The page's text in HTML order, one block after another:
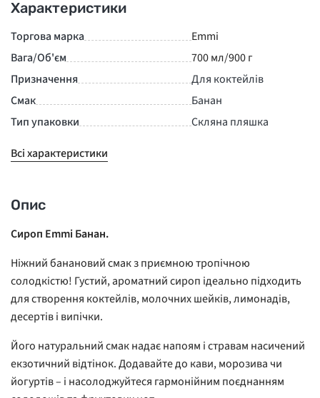
Характеристики
Торгова марка
Emmi
Вага/Об'єм
700 мл/900 г
Призначення
Для коктейлів
Смак
Банан
Тип упаковки
Скляна пляшка
Всі характеристики
Опис
Сироп Emmi Банан.
Ніжний банановий смак з приємною тропічною
солодкістю! Густий, ароматний сироп ідеально підходить
для створення коктейлів, молочних шейків, лимонадів,
десертів і випічки.
Його натуральний смак надає напоям і стравам насичений
екзотичний відтінок. Додавайте до кави, морозива чи
йогуртів – і насолоджуйтеся гармонійним поєднанням